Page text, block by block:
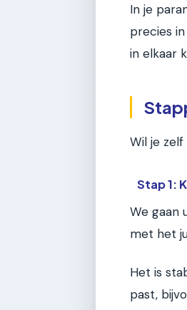
In je
precies
in elkaar
Wil je
Stap 1:
We gaan
met het
Het is
past,